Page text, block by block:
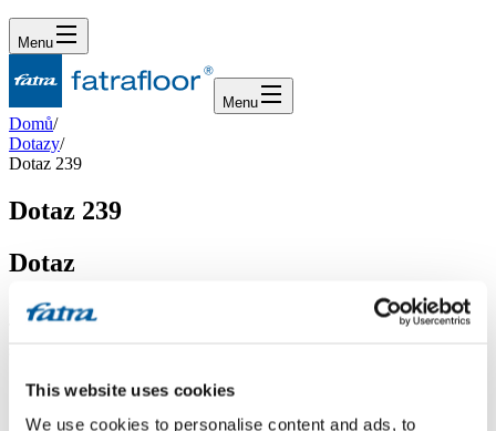
This website uses cookies
We use cookies to personalise content and ads, to
Menu
Menu
Domů/
Dotazy/
Dotaz 239
Dotaz 239
Dotaz
Dobrý den. Mám dotaz, jak provést pokládku podlahových dílců
Thermofix v panelovém domě s ohledem na kročejový hluk při
Odpověď